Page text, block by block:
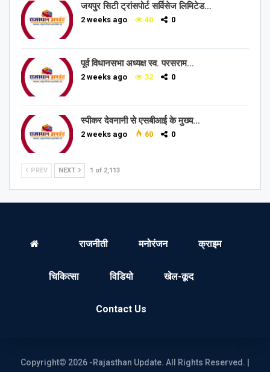
जयपुर सिटी ट्रांसपोर्ट सर्विसेज लिमिटेड…
2 weeks ago 40 0
पूर्व विधानसभा अध्यक्ष स्व. परसराम…
2 weeks ago 32 0
स्पीकर देवनानी से एसबीआई के मुख्य…
2 weeks ago 60 0
PREV NEXT 1 of 2,113
राजनीती मनोरंजन क्राइम
चिकित्सा विडियो खेल-कूद
Contact Us
Copyright© 2026 -Rajasthan Update. All Rights Reserved. |